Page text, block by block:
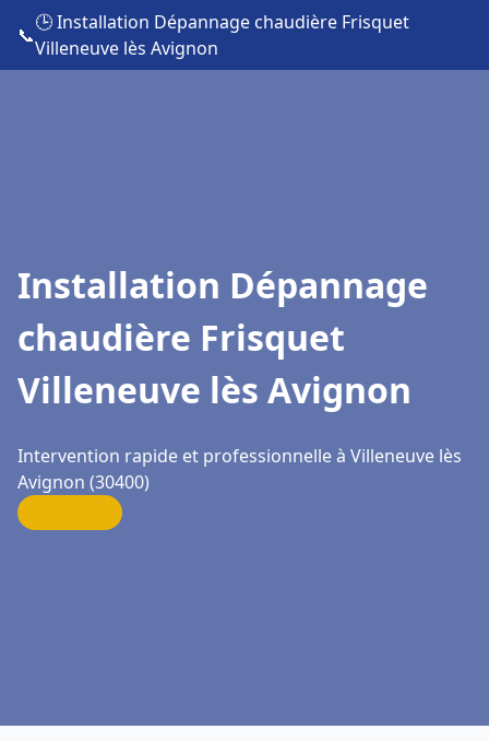
📞
🕒 Installation Dépannage chaudière Frisquet
Villeneuve lès Avignon
Installation Dépannage
chaudière Frisquet
Villeneuve lès Avignon
Intervention rapide et professionnelle à Villeneuve lès
Avignon (30400)